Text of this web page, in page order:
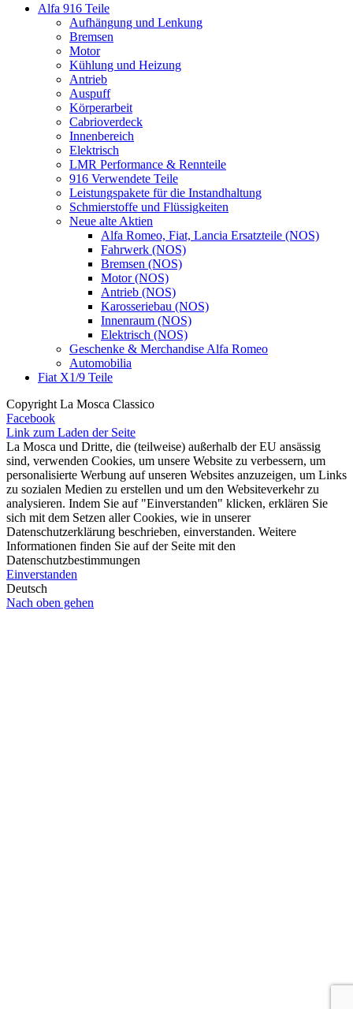
Alfa 916 Teile
Aufhängung und Lenkung
Bremsen
Motor
Kühlung und Heizung
Antrieb
Auspuff
Körperarbeit
Cabrioverdeck
Innenbereich
Elektrisch
LMR Performance & Rennteile
916 Verwendete Teile
Leistungspakete für die Instandhaltung
Schmierstoffe und Flüssigkeiten
Neue alte Aktien
Alfa Romeo, Fiat, Lancia Ersatzteile (NOS)
Fahrwerk (NOS)
Bremsen (NOS)
Motor (NOS)
Antrieb (NOS)
Karosseriebau (NOS)
Innenraum (NOS)
Elektrisch (NOS)
Geschenke & Merchandise Alfa Romeo
Automobilia
Fiat X1/9 Teile
Copyright La Mosca Classico
Facebook
Link zum Laden der Seite
La Mosca und Dritte, die (teilweise) außerhalb der EU ansässig
sind, verwenden Cookies, um unsere Website zu verbessern, um
personalisierte Werbung auf unseren Websites anzuzeigen, um Links
zu sozialen Medien zu erstellen und um den Websiteverkehr zu
analysieren. Indem Sie auf "Einverstanden" klicken, erklären Sie
sich mit dem Setzen aller Cookies, wie in unserer
Datenschutzerklärung beschrieben, einverstanden. Weitere
Informationen finden Sie auf der Seite mit den
Datenschutzbestimmungen
Einverstanden
Deutsch
Nach oben gehen